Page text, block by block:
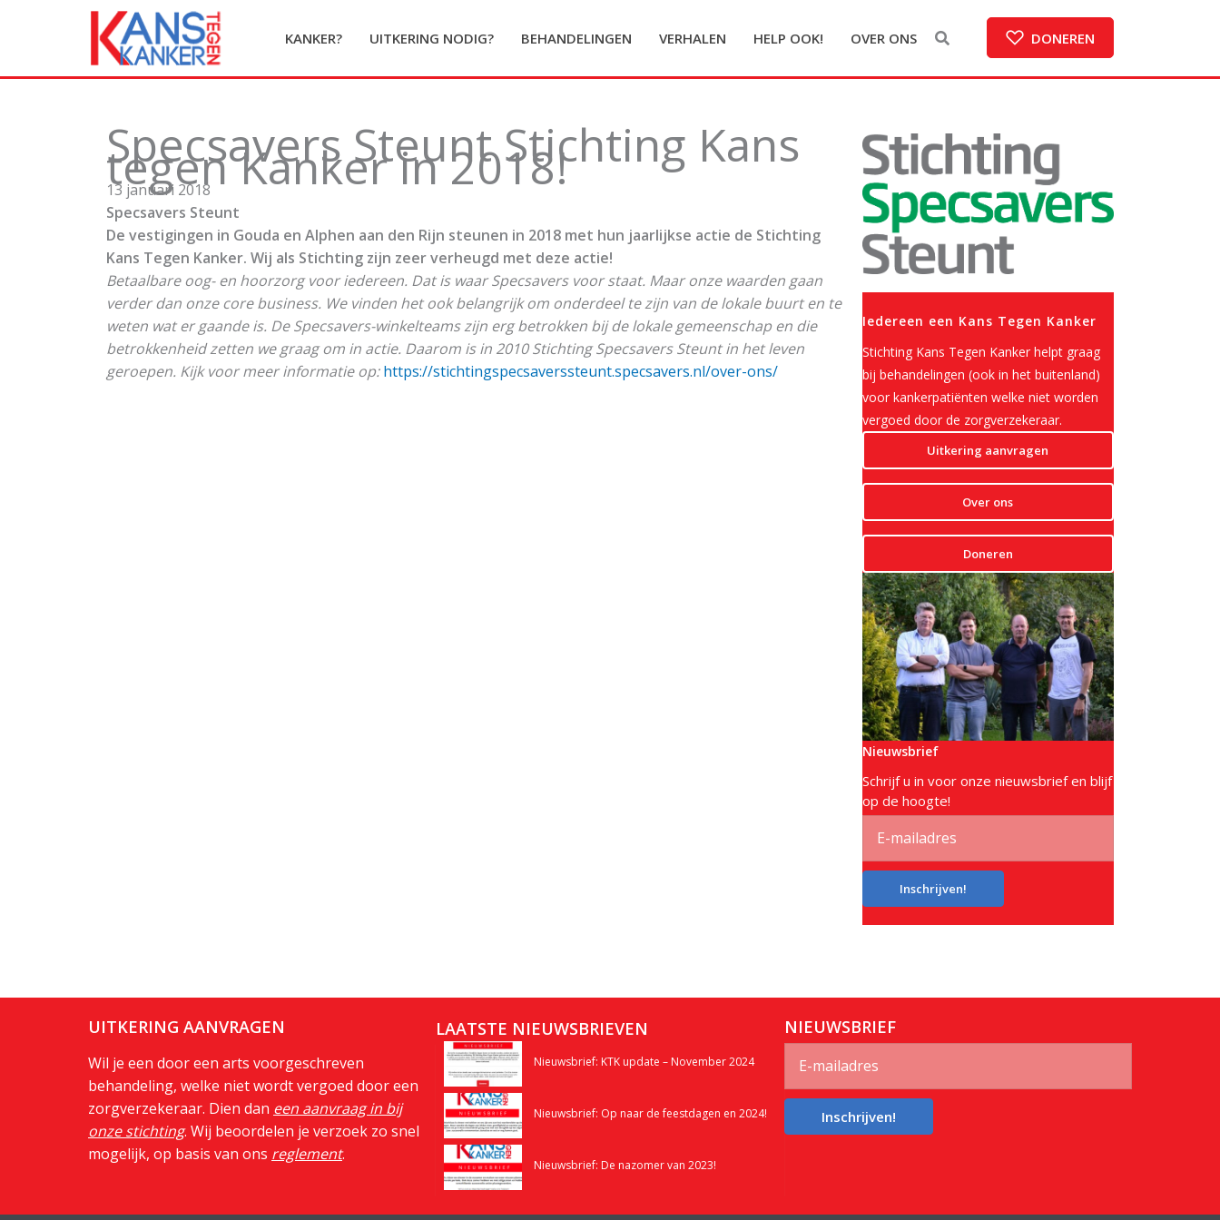
inhoud
KANKER? UITKERING NODIG? BEHANDELINGEN VERHALEN HELP OOK! OVER ONS DONEREN
Specsavers Steunt Stichting Kans
tegen Kanker in 2018!
13 januari 2018
Specsavers Steunt
De vestigingen in Gouda en Alphen aan den Rijn steunen in 2018 met hun jaarlijkse actie de Stichting
Kans Tegen Kanker. Wij als Stichting zijn zeer verheugd met deze actie!
Betaalbare oog- en hoorzorg voor iedereen. Dat is waar Specsavers voor staat. Maar onze waarden gaan
verder dan onze core business. We vinden het ook belangrijk om onderdeel te zijn van de lokale buurt en te
weten wat er gaande is. De Specsavers-winkelteams zijn erg betrokken bij de lokale gemeenschap en die
betrokkenheid zetten we graag om in actie. Daarom is in 2010 Stichting Specsavers Steunt in het leven
geroepen. Kijk voor meer informatie op:https://stichtingspecsaverssteunt.specsavers.nl/over-ons/
Iedereen een Kans Tegen Kanker
Stichting Kans Tegen Kanker helpt graag
bij behandelingen (ook in het buitenland)
voor kankerpatiënten welke niet worden
vergoed door de zorgverzekeraar.
Uitkering aanvragen
Over ons
Doneren
Nieuwsbrief
Schrijf u in voor onze nieuwsbrief en blijf
op de hoogte!
Inschrijven!
UITKERING AANVRAGEN
Wil je een door een arts voorgeschreven
behandeling, welke niet wordt vergoed door een
zorgverzekeraar. Dien dan een aanvraag in bij
onze stichting. Wij beoordelen je verzoek zo snel
mogelijk, op basis van ons reglement.
LAATSTE NIEUWSBRIEVEN
Nieuwsbrief: KTK update – November 2024
Nieuwsbrief: Op naar de feestdagen en 2024!
Nieuwsbrief: De nazomer van 2023!
NIEUWSBRIEF
Inschrijven!